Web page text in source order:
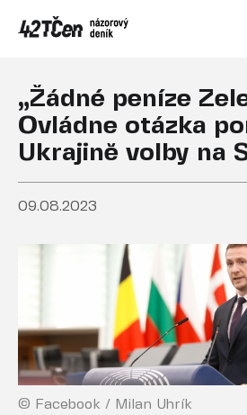
„Žádné peníze
Ovládne otázka
Ukrajině volby na
09.08.2023
© Facebook / Milan Uhrík